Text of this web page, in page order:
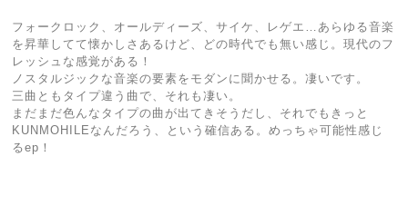
フォークロック、オールディーズ、サイケ、レゲエ…あらゆる音楽
を昇華してて懐かしさあるけど、どの時代でも無い感じ。現代のフ
レッシュな感覚がある！
ノスタルジックな音楽の要素をモダンに聞かせる。凄いです。
三曲ともタイプ違う曲で、それも凄い。
まだまだ色んなタイプの曲が出てきそうだし、それでもきっと
KUNMOHILEなんだろう、という確信ある。めっちゃ可能性感じ
るep！